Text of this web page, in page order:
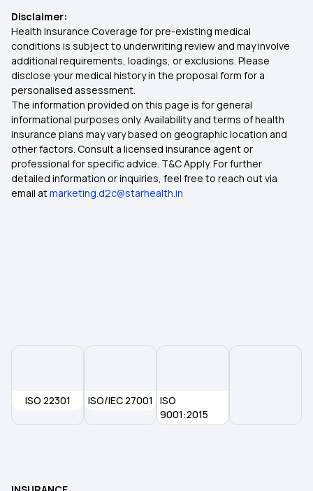
Disclaimer:
Health Insurance Coverage for pre-existing medical
conditions is subject to underwriting review and may involve
additional requirements, loadings, or exclusions. Please
disclose your medical history in the proposal form for a
personalised assessment.
The information provided on this page is for general
informational purposes only. Availability and terms of health
insurance plans may vary based on geographic location and
other factors. Consult a licensed insurance agent or
professional for specific advice. T&C Apply. For further
detailed information or inquiries, feel free to reach out via
email atmarketing.d2c@starhealth.in
ISO 22301 ISO/IEC 27001
ISO
9001:2015